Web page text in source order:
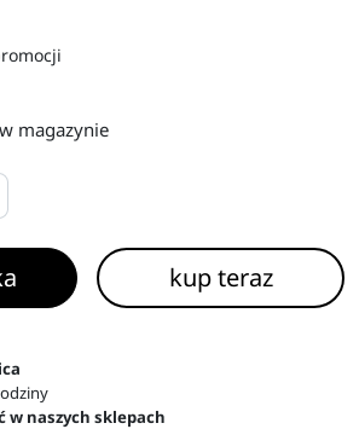
magazynie
kup teraz
w naszych sklepach